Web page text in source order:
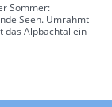
Sommer:
Seen. Umrahmt
das Alpbachtal ein